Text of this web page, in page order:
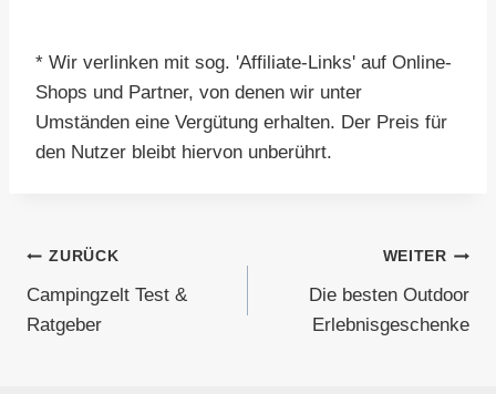
* Wir verlinken mit sog. 'Affiliate-Links' auf Online-
Shops und Partner, von denen wir unter
Umständen eine Vergütung erhalten. Der Preis für
den Nutzer bleibt hiervon unberührt.
Beitragsnavigation
ZURÜCK
Campingzelt Test &
Ratgeber
WEITER
Die besten Outdoor
Erlebnisgeschenke